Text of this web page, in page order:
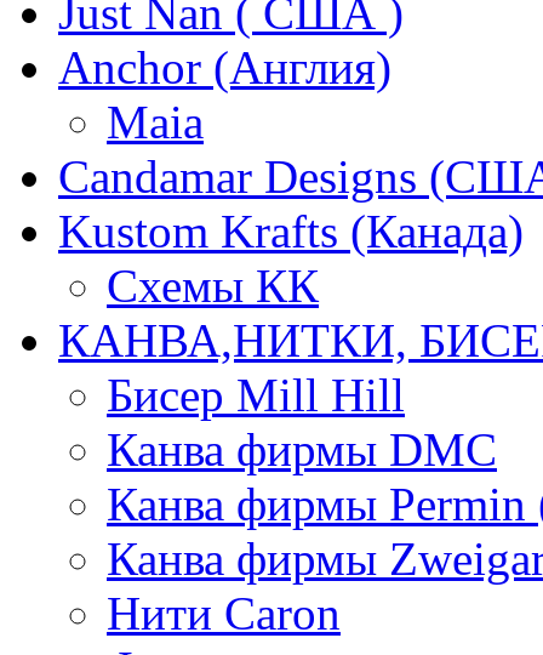
Just Nan ( США )
Anchor (Англия)
Maia
Candamar Designs
Kustom Krafts (Канада)
Схемы КК
КАНВА,НИТКИ,
Бисер Mill Hill
Канва фирмы DMC
Канва фирмы Permin
Канва фирмы
Нити Caron